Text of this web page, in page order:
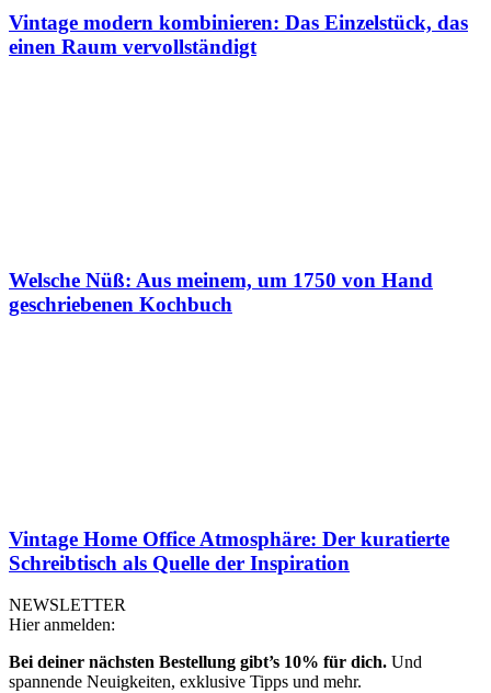
Vintage modern kombinieren: Das Einzelstück, das
einen Raum vervollständigt
Welsche Nüß: Aus meinem, um 1750 von Hand
geschriebenen Kochbuch
Vintage Home Office Atmosphäre: Der kuratierte
Schreibtisch als Quelle der Inspiration
NEWSLETTER
Hier anmelden:
Bei deiner nächsten Bestellung gibt’s 10% für dich. Und
spannende Neuigkeiten, exklusive Tipps und mehr.